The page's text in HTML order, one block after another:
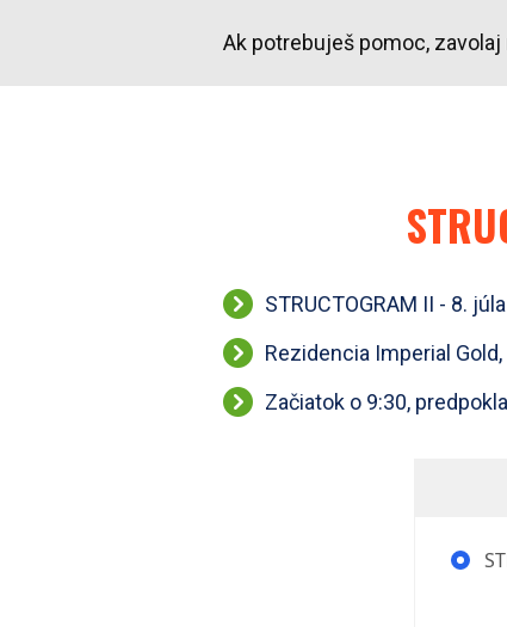
Ak potrebuješ pomoc, zavolaj
STRUCTOGRAM II - 8.
Rezidencia Imperial
Začiatok o 9:30,